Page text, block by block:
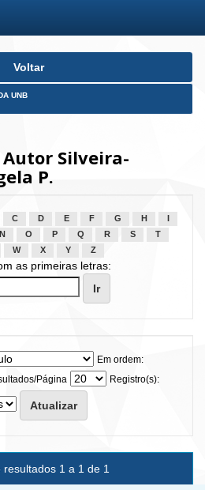
Voltar
UNB
Silveira-
P.
C D E F G H
N O P Q R S
T
W X Y Z
as primeiras letras:
Em ordem:
Página
Registro(s):
resultados 1 a 1 de 1